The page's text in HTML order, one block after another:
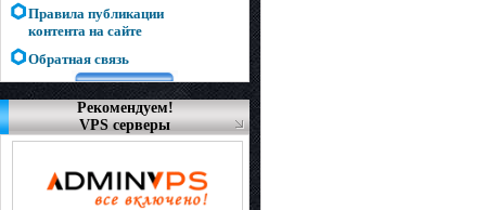
Правила публикации
контента на сайте
Обратная связь
Рекомендуем!
VPS серверы